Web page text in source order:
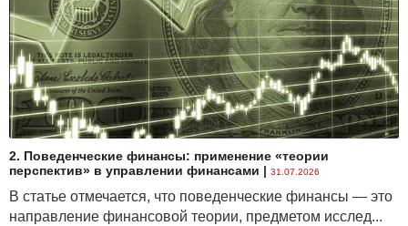
2. Поведенческие финансы: применение «теории
перспектив» в управлении финансами | 31.07.2026
В статье отмечается, что поведенческие финансы — это
направление финансовой теории, предметом исслед...